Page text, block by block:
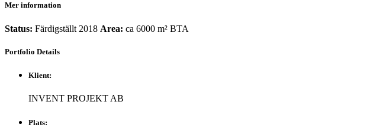
Mer information
Status: Färdigställt 2018 Area: ca 6000 m² BTA
Portfolio Details
Klient:
INVENT PROJEKT AB
Plats: